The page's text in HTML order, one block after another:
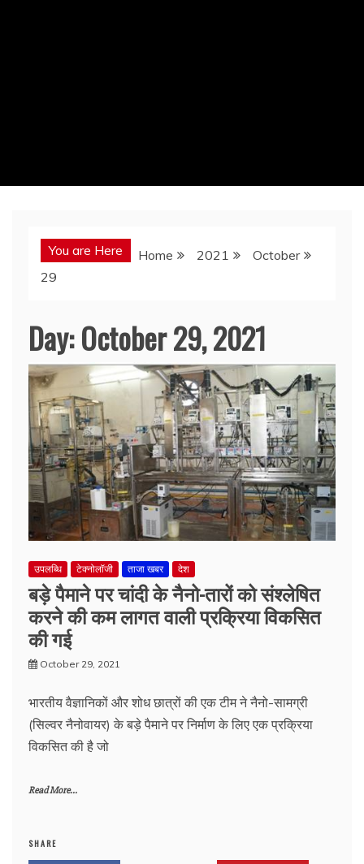
You are Here Home 2021
October
29
Day:October 29, 2021
उपलब्धि टेक्नोलॉजी ताजा खबर देश
बड़े पैमाने पर चांदी के नैनो-तारों को संश्लेषित
करने की कम लागत वाली प्रक्रिया विकसित
की गई
October 29, 2021
भारतीय वैज्ञानिकों और शोध छात्रों की एक टीम ने नैनो-सामग्री
(सिल्वर नैनोवायर) के बड़े पैमाने पर निर्माण के लिए एक प्रक्रिया
विकसित की है जो
Read More...
SHARE